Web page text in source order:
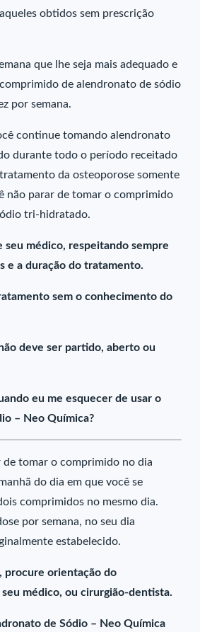
obtidos sem prescrição
que lhe seja mais adequado e
de alendronato de sódio
por semana.
continue tomando alendronato
durante todo o período receitado
da osteoporose somente
não parar de tomar o comprimido
tri-hidratado.
seu médico, respeitando sempre
e a duração do tratamento.
sem o conhecimento do
deve ser partido, aberto ou
eu me esquecer de usar o
– Neo Química?
de tomar o comprimido no dia
do dia em que você se
comprimidos no mesmo dia.
por semana, no seu dia
estabelecido.
procure orientação do
médico, ou cirurgião-dentista.
de Sódio – Neo Química